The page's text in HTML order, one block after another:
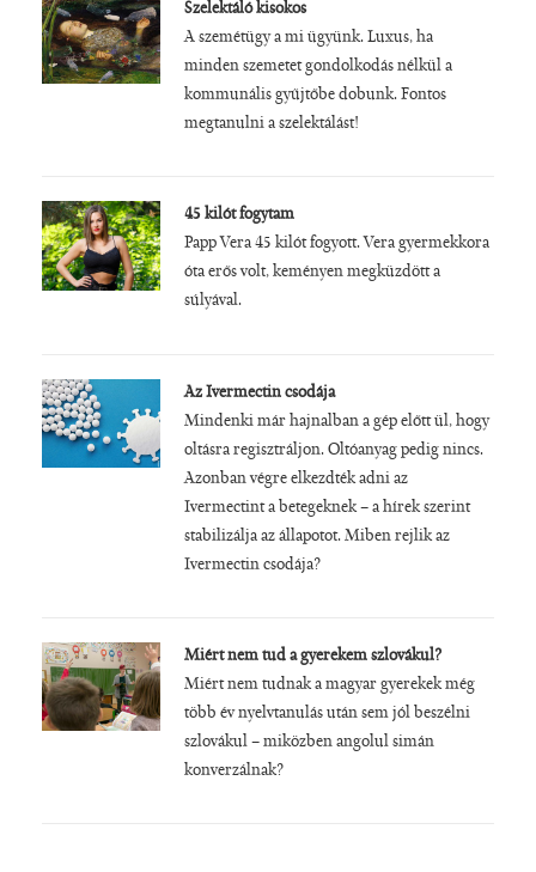
Szelektáló kisokos
A szemétügy a mi ügyünk. Luxus, ha
minden szemetet gondolkodás nélkül a
kommunális gyűjtőbe dobunk. Fontos
megtanulni a szelektálást!
45 kilót fogytam
Papp Vera 45 kilót fogyott. Vera gyermekkora
óta erős volt, keményen megküzdött a
súlyával.
Az Ivermectin csodája
Mindenki már hajnalban a gép előtt ül, hogy
oltásra regisztráljon. Oltóanyag pedig nincs.
Azonban végre elkezdték adni az
Ivermectint a betegeknek – a hírek szerint
stabilizálja az állapotot. Miben rejlik az
Ivermectin csodája?
Miért nem tud a gyerekem szlovákul?
Miért nem tudnak a magyar gyerekek még
több év nyelvtanulás után sem jól beszélni
szlovákul – miközben angolul simán
konverzálnak?